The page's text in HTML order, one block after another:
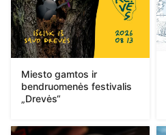
Miesto gamtos ir
bendruomenės festivalis
„Drevės“